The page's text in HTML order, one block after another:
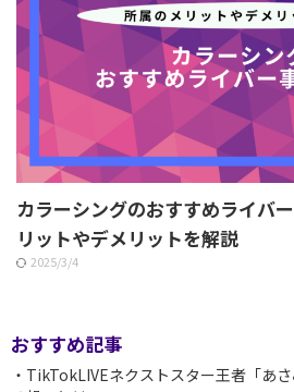
カラーシングのおすすめライバ
リットやデメリットを解説
2025/3/4
おすすめ記事
・TikTokLIVEネクストスター王者「あ